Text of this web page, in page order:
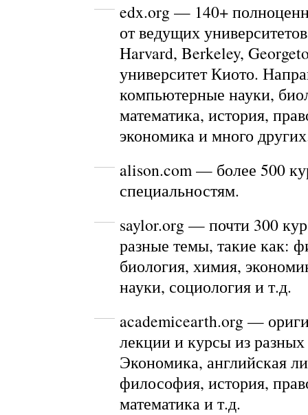
edx.org — 140+
от ведущих
Harvard, Berkeley,
университет Киото.
компьютерные науки,
математика, история,
экономика и много
alison.com— более 500
специальностям.
saylor.org — почти 300
разные темы, такие как:
биология, химия,
науки, социология и т.д.
academicearth.org —
лекции и курсы из разных
Экономика, английская
философия, история,
математика и т.д.